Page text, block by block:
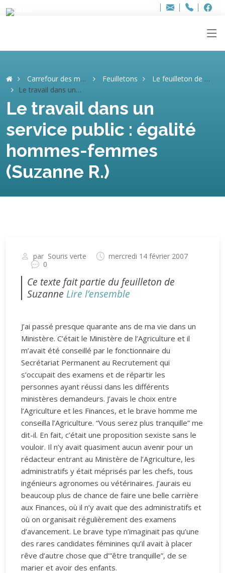
Adresse
info..hâthe..
Tel.
Tel.
Carrefour des mémoires Feuilletons
Le feuilleton de Suzanne
Le travail dans un service public : égalité hommes-femmes (Suzanne R.)
Le travail dans un
service public : égalité
hommes-femmes
(Suzanne R.)
par Souris verte
mercredi 14 février 2007
0
Ce texte fait partie du feuilleton de
Suzanne Lire l’ensemble
J’ai passé presque quarante ans de ma vie dans un
Ministère. C’était le Ministère de l’Agriculture et il
m’avait été conseillé par le fonctionnaire du
Secrétariat Permanent au Recrutement qui
s’occupait des examens et de répartir les
personnes ayant réussi dans les différents
ministères demandeurs. J’avais le choix entre
l’Agriculture et les Finances, et le brave homme me
conseilla l’Agriculture. “Vous serez plus tranquille” me
dit-il. En fait, c’était une proposition sexiste sans le
vouloir. Il n’y avait quasiment aucun avenir pour un
rédacteur entrant au Ministère de l’Agriculture, les
administratifs y était méprisés par les chefs, tous
ingénieurs agronomes ou vétérinaires. J’aurais eu
beaucoup plus de chance de faire une belle carrière
aux Finances, où il n’y avait que des administratifs et
où on organisait régulièrement des examens
d’avancement. Le brave type n’imaginait pas qu’une
des rares candidates féminines qu’il avait à placer
rêve d’autre chose que d’”être tranquille”, de se
marier et avoir des enfants.